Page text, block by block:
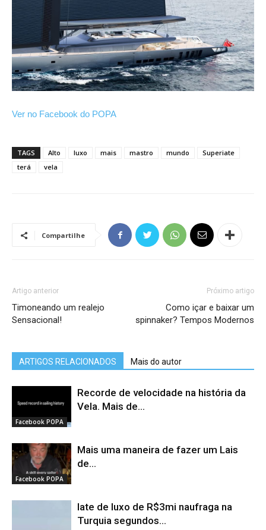
Ver no Facebook do POPA
TAGS Alto luxo mais mastro mundo
Superiate
terá
vela
Compartilhe
Artigo anterior
Timoneando um realejo
Sensacional!
Próximo artigo
Como içar e baixar um
spinnaker? Tempos Modernos
ARTIGOS RELACIONADOS Mais do autor
Facebook POPA
Recorde de velocidade na história da
Vela. Mais de...
Facebook POPA
Mais uma maneira de fazer um Lais
de...
Iate de luxo de R$3mi naufraga na
Turquia segundos...